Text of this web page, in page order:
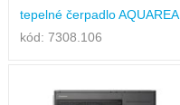
tepelné čerpadlo AQUAREA
kód: 7308.106